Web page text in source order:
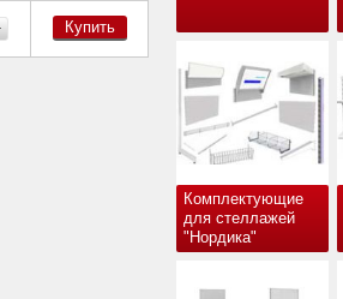
Комплектующие
для стеллажей
"Нордика"
Купить